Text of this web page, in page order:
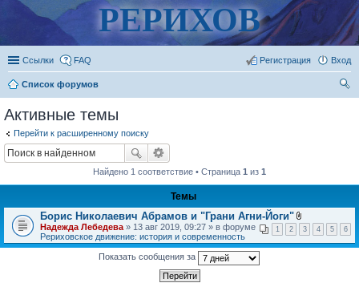
РЕРИХОВ
Ссылки FAQ Вход
Регистрация
Список форумов
Активные темы
Перейти к расширенному поиску
Найдено 1 соответствие • Страница 1 из 1
Темы
Борис Николаевич Абрамов и "Грани Агни-Йоги"
В
л
о
1 2 3 4 5 6
Надежда Лебедева » 13 авг 2019, 09:27 » в форуме
Рериховское движение: история и современность
Показать сообщения за